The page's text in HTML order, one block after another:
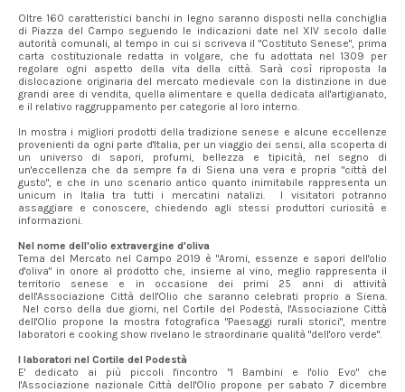
Oltre 160 caratteristici banchi in legno saranno disposti nella conchiglia
di Piazza del Campo seguendo le indicazioni date nel XIV secolo dalle
autorità comunali, al tempo in cui si scriveva il "Costituto Senese", prima
carta costituzionale redatta in volgare, che fu adottata nel 1309 per
regolare ogni aspetto della vita della città. Sarà così riproposta la
dislocazione originaria del mercato medievale con la distinzione in due
grandi aree di vendita, quella alimentare e quella dedicata all'artigianato,
e il relativo raggruppamento per categorie al loro interno.
In mostra i migliori prodotti della tradizione senese e alcune eccellenze
provenienti da ogni parte d'Italia, per un viaggio dei sensi, alla scoperta di
un universo di sapori, profumi, bellezza e tipicità, nel segno di
un'eccellenza che da sempre fa di Siena una vera e propria "città del
gusto", e che in uno scenario antico quanto inimitabile rappresenta un
unicum in Italia tra tutti i mercatini natalizi. I visitatori potranno
assaggiare e conoscere, chiedendo agli stessi produttori curiosità e
informazioni.
Nel nome dell'olio extravergine d'oliva
Tema del Mercato nel Campo 2019 è "Aromi, essenze e sapori dell'olio
d'oliva" in onore al prodotto che, insieme al vino, meglio rappresenta il
territorio senese e in occasione dei primi 25 anni di attività
dell'Associazione Città dell'Olio che saranno celebrati proprio a Siena.
Nel corso della due giorni, nel Cortile del Podestà, l'Associazione Città
dell'Olio propone la mostra fotografica "Paesaggi rurali storici", mentre
laboratori e cooking show rivelano le straordinarie qualità "dell'oro verde".
I laboratori nel Cortile del Podestà
E' dedicato ai più piccoli l'incontro "I Bambini e l'olio Evo" che
l'Associazione nazionale Città dell'Olio propone per sabato 7 dicembre